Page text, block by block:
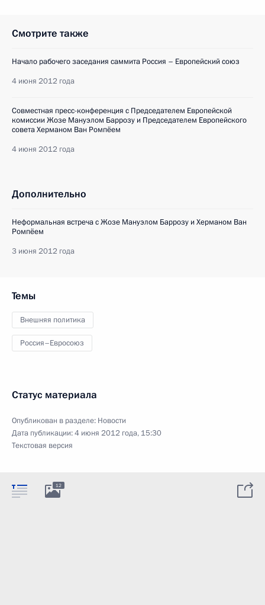
Смотрите также
Начало рабочего заседания саммита Россия – Европейский союз
4 июня 2012 года
Совместная пресс-конференция с Председателем Европейской
комиссии Жозе Мануэлом Баррозу и Председателем Европейского
совета Херманом Ван Ромпёем
4 июня 2012 года
Дополнительно
Неформальная встреча с Жозе Мануэлом Баррозу и Херманом Ван
Ромпёем
3 июня 2012 года
Темы
Внешняя политика
Россия–Евросоюз
Статус материала
Опубликован в разделе: Новости
Дата публикации:4 июня 2012 года, 15:30
Текстовая версия
12